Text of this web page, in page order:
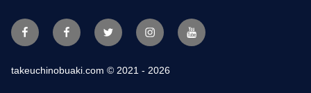
FacebookFBpage Twitter InstagramYouTube
takeuchinobuaki.com © 2021 - 2026